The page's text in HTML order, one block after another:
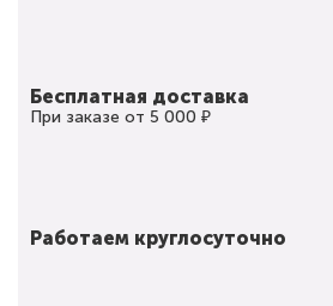
Бесплатная доставка
При заказе от 5 000 ₽
Работаем круглосуточно